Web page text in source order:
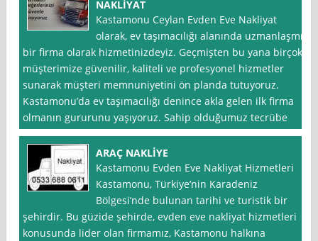
NAKLİYAT
Kastamonu Ceylan Evden Eve Nakliyat
olarak, ev taşımacılığı alanında uzmanlaşmış
bir firma olarak hizmetinizdeyiz. Geçmişten bu yana birçok
müşterimize güvenilir, kaliteli ve profesyonel hizmetler
sunarak müşteri memnuniyetini ön planda tutuyoruz.
Kastamonu’da ev taşımacılığı denince akla gelen ilk firma
olmanın gururunu yaşıyoruz. Sahip olduğumuz tecrübe
ARAÇ NAKLİYE
Kastamonu Evden Eve Nakliyat Hizmetleri
Kastamonu, Türkiye’nin Karadeniz
Bölgesi’nde bulunan tarihi ve turistik bir
şehirdir. Bu güzide şehirde, evden eve nakliyat hizmetleri
konusunda lider olan firmamız, Kastamonu halkına